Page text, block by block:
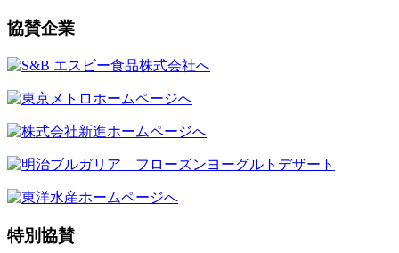
協賛企業
特別協賛